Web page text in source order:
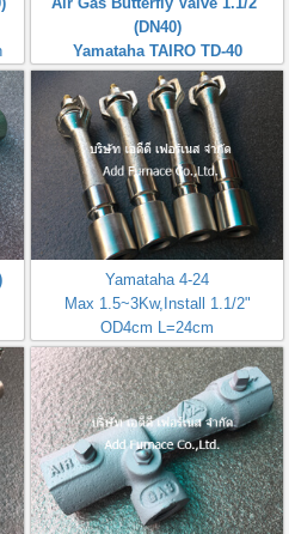
(DN40)
Yamataha TAIRO TD-40
Brand: Yamataha
Yamataha 4-24
Max 1.5~3Kw,Install 1.1/2"
OD4cm L=24cm
Inlet Gas Size 1/4"